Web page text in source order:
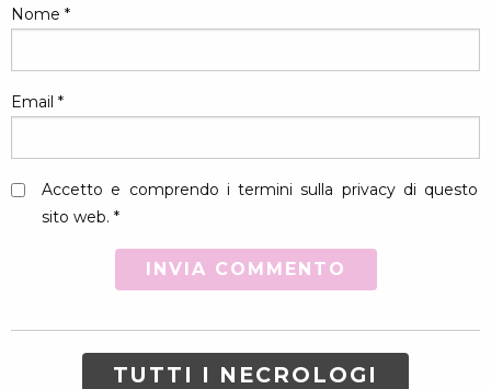
Nome *
Email *
Accetto e comprendo i termini sulla privacy di questo
sito web. *
TUTTI I NECROLOGI